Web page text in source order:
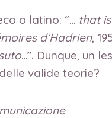
o latino: “… that
d’Hadrien,
…”. Dunque, un
valide teorie?